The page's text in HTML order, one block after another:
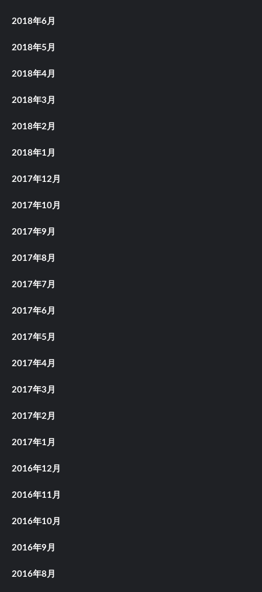
2018年6月
2018年5月
2018年4月
2018年3月
2018年2月
2018年1月
2017年12月
2017年10月
2017年9月
2017年8月
2017年7月
2017年6月
2017年5月
2017年4月
2017年3月
2017年2月
2017年1月
2016年12月
2016年11月
2016年10月
2016年9月
2016年8月